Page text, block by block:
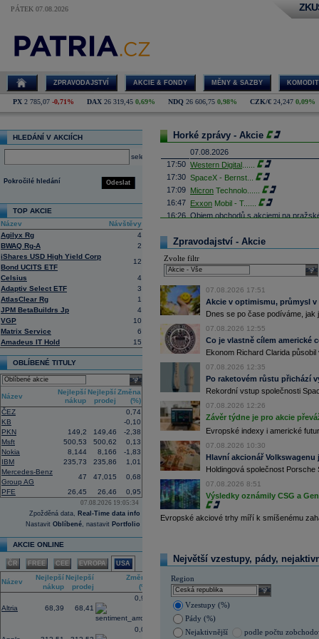
PÁTEK 07.08.2026
ZPRAVODAJSTVÍ AKCIE & FONDY MĚNY & SAZBY
PX 2 785,07 -0,71% DAX 26 319,45 0,69% NDQ 26 606,75 0,98% CZK/€ 24,247 0,09%
HLEDÁNÍ V AKCIÍCH
select
Odeslat
Pokročilé hledání
TOP AKCIE
Název
Návštěvy
Agilyx Rg
4
BWAQ Rg-A
2
iShares USD High Yield Corp
Bond UCITS ETF
12
Celsius
4
Adaptiv Select ETF
3
AtlasClear Rg
1
JPM BetaBuildrs Jp
4
VGP
10
Matrix Service
6
Amadeus IT Hold
15
OBLÍBENÉ TITULY
select
Název
Nejlepší
nákup
Nejlepší
prodej
Změna
(%)
ČEZ
0,74
KB
-0,10
PKN
149,2 149,46
-2,38
Msft
500,53 500,62
0,13
Nokia
8,144 8,166
-1,83
IBM
235,73 235,86
1,01
Mercedes-Benz
Group AG
47 47,015
0,68
PFE
26,45 26,46 0,95
07.08.2026 19:05:34
Zpožděná data, Real-Time data info
Nastavit Oblíbené, nastavit Portfolio
AKCIE ONLINE
ČR FREE CEE EVROPA USA
Název
Nejlepší
nákup
Nejlepší
prodej
Změna
(%)
Altria 68,39 68,41
0,96
0,03
Horké zprávy - Akcie
07.08.2026
17:50 Western Digital
17:30 SpaceX - Bernst
17:09 Micron Technolo
16:47 Exxon Mobil - T......
16:26 Objem obchodů s akciemi na
16:23
Zvýšení výroby balistických střel
nějakou dobu potrvá. Agentuře
Armin Papperger. Společná výroba
doplnit arzenál Spojeným státům,
(ČTK)
16:07 Conocophillips ......
15:38 Zisky evropských firem s vysokou
vzrostly nejvíce od třetího čtvrtletí
energetických firem. S odkazem na
uvedla agentura Reuters. Dobré
oceli a chemického průmyslu (ČTK)
15:26 Cloudflare - JP......
15:05 Block - Bernste
14:49
Airbnb - JP Mor
......
14:24
Roche - Morgan ......
13:59 DHL - Bernstein
13:44 BAE Systems - M ...
13:04 Jedna z největších světových
procent v novém provozovateli
Nový společný podnik založí s
Bestsport O2 arenu a O2
investiční společnost, PPF dosud
Akciové podílové fondy za prvních
procenta, smíšené fondy 4,4
akciové fondy podle indexu přinesly
procenta a dluhopisové fondy 2,5
11:43 Novo Nordisk -...
Bestsport O2 arenu a O2
investiční společnost, PPF dosud
11:16 Porsche SE
se v pololetí propadla do čisté ztráty
Zároveň automobilkuVolkswagen
konkurenceschopnosti (ČTK)
11:02 Italy's Prysmia
Zpravodajství - Akcie
Zvolte filtr
07.08.2026 17:51
Akcie v optimismu, průmysl
Dnes se po čase podíváme,
07.08.2026 12:55
Co je vlastně cílem americké
Ekonom Richard Clarida
07.08.2026 12:35
Po raketovém růstu přichází
Rekordní vstup společnosti
07.08.2026 12:26
Závěr týdne je pro akcie
Evropské indexy i americké
07.08.2026 10:30
Hlavní akcionář
Holdingová společnost
07.08.2026 8:51
Výsledky oznámily CSG a
Evropské akciové trhy míří k smíšenému
Největší vzestupy, pády,
Region
select
Vzestupy (%)
Pády (%)
Nejaktivnější
podle počtu